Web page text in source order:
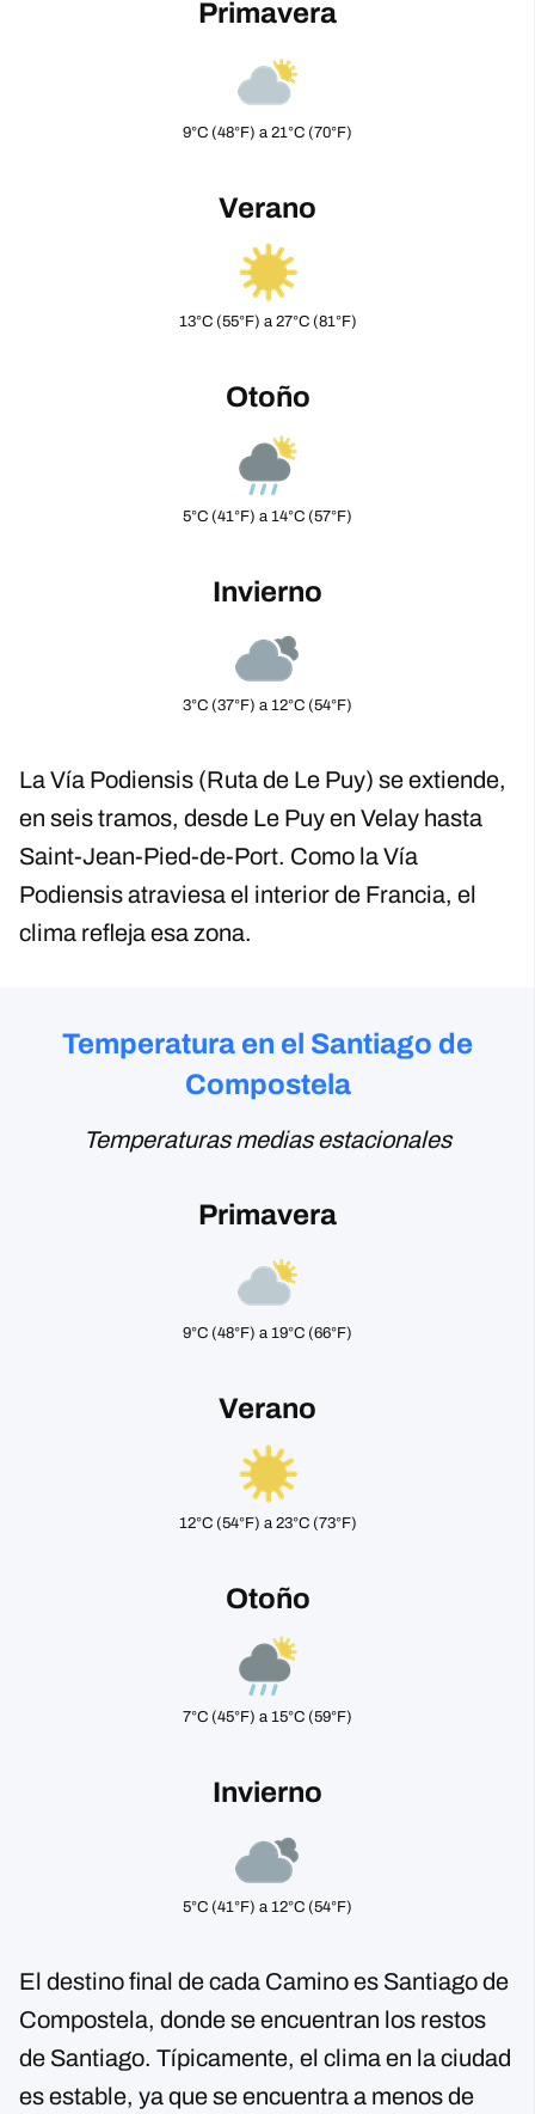
Primavera
9°C (48°F) a 21°C (70°F)
Verano
13°C (55°F) a 27°C (81°F)
Otoño
5°C (41°F) a 14°C (57°F)
Invierno
3°C (37°F) a 12°C (54°F)
La Vía Podiensis (Ruta de Le Puy) se extiende,
en seis tramos, desde Le Puy en Velay hasta
Saint-Jean-Pied-de-Port. Como la Vía
Podiensis atraviesa el interior de Francia, el
clima refleja esa zona.
Temperatura en el Santiago de
Compostela
Temperaturas medias estacionales
Primavera
9°C (48°F) a 19°C (66°F)
Verano
12°C (54°F) a 23°C (73°F)
Otoño
7°C (45°F) a 15°C (59°F)
Invierno
5°C (41°F) a 12°C (54°F)
El destino final de cada Camino es Santiago de
Compostela, donde se encuentran los restos
de Santiago. Típicamente, el clima en la ciudad
es estable, ya que se encuentra a menos de